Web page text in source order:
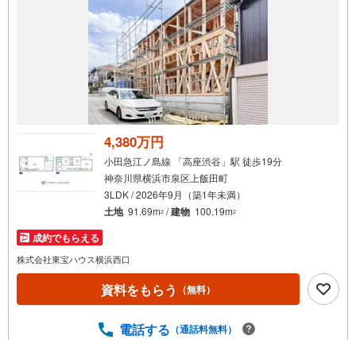
▼ 他社掲載の物件もまとめてご紹介可 ▼
・効率よく複数を比較見学したい方、お任せください！
・ワンストップで比較検討！資金計画から丁寧に対応します。
▼ まずは話を聞いてみたい方も歓迎 ▼
・資金計画や住宅ローンのご相談のみでもお気軽に♪
▼ しつこい営業はいたしません ▼
・気になること、まずはメールでのお問い合わせでも結構です。
・お気軽にご相談ください！
ーーーーーーーーーーーーーーーーーーーーーーーーーー
ご質問、ご見学希望、資料請求など、まずはお気軽にお問い合わせくださ
い♪
4,380万円
小田急江ノ島線 「高座渋谷」駅 徒歩19分
神奈川県横浜市泉区上飯田町
3LDK / 2026年9月（築1年未満）
土地 91.69m2 /建物 100.19m2
成約でもらえる
株式会社東宝ハウス横浜西口
資料をもらう （無料）
電話する （通話料無料）